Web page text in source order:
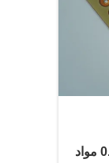
4 طبقة لوحة PCB مرنة 0.28mm مواد